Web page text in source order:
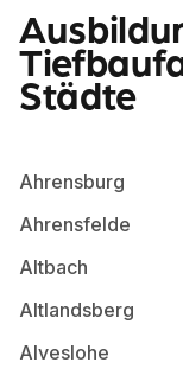
Städte
Ahrensburg
Ahrensfelde
Altbach
Altlandsberg
Alveslohe